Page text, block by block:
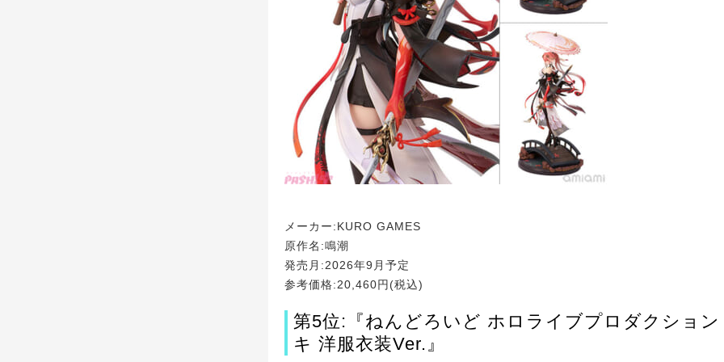
メーカー:KURO GAMES
原作名:鳴潮
発売月:2026年9月予定
参考価格:20,460円(税込)
第5位:『ねんどろいど ホロライブプロダクショ
キ 洋服衣装Ver.』